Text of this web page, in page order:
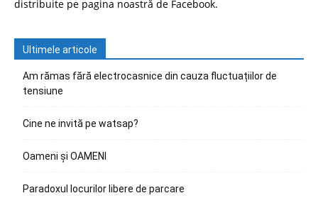
distribuite pe pagina noastră de Facebook.
Ultimele articole
Am rămas fără electrocasnice din cauza fluctuațiilor de
tensiune
Cine ne invită pe watsap?
Oameni și OAMENI
Paradoxul locurilor libere de parcare